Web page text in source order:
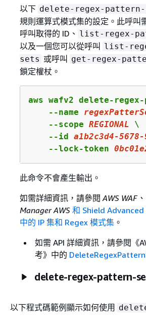
以下 delete-regex-
規則運算式模式集的設定。此呼叫
呼叫取得的 ID、 list-regex-
以及一個您可以從呼叫 list-
sets 或呼叫 get-regex-
鎖定權杖。
aws wafv2 delete-
    --name
    --scope
REGIONAL \
    --id
a1b2c3d4-5678-
    --lock-token
此命令不會產生輸出。
如需詳細資訊，請參閱 AWS WAF
Manager AWS 和 Shield
中的 IP 集和 Regex 模式集。
如需 API 詳細資訊，請參閱《
考》 中的
delete-regex-pattern-
以下程式碼範例顯示如何使用